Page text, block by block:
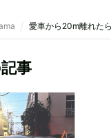
愛車から20m離れた
事